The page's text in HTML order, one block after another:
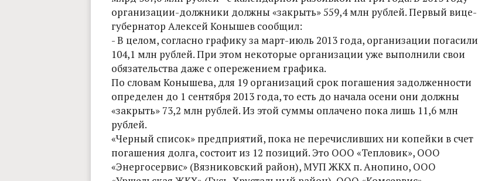
организации-должники должны «закрыть» 559,4 млн рублей. Первый вице-
губернатор Алексей Конышев сообщил:
- В целом, согласно графику за март-июль 2013 года, организации погасили
104,1 млн рублей. При этом некоторые организации уже выполнили свои
обязательства даже с опережением графика.
По словам Конышева, для 19 организаций срок погашения задолженности
определен до 1 сентября 2013 года, то есть до начала осени они должны
«закрыть» 73,2 млн рублей. Из этой суммы оплачено пока лишь 11,6 млн
рублей.
«Черный список» предприятий, пока не перечисливших ни копейки в счет
погашения долга, состоит из 12 позиций. Это ООО «Тепловик», ООО
«Энергосервис» (Вязниковский район), МУП ЖКХ п. Анопино, ООО